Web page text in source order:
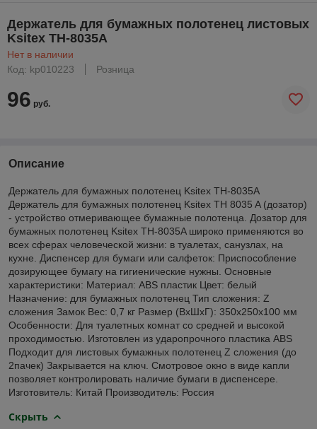
Держатель для бумажных полотенец листовых
Ksitex TH-8035A
Нет в наличии
Код: kp010223
Розница
96 руб.
Описание
Держатель для бумажных полотенец Ksitex TH-8035A
Держатель для бумажных полотенец Ksitex TH 8035 A (дозатор)
- устройство отмеривающее бумажные полотенца. Дозатор для
бумажных полотенец Ksitex TH-8035A широко применяются во
всех сферах человеческой жизни: в туалетах, санузлах, на
кухне. Диспенсер для бумаги или салфеток: Приспособление
дозирующее бумагу на гигиенические нужны. Основные
характеристики: Материал: ABS пластик Цвет: белый
Назначение: для бумажных полотенец Тип сложения: Z
сложения Замок Вес: 0,7 кг Размер (ВхШхГ): 350х250х100 мм
Особенности: Для туалетных комнат со средней и высокой
проходимостью. Изготовлен из ударопрочного пластика АВS
Подходит для листовых бумажных полотенец Z сложения (до
2пачек) Закрывается на ключ. Смотровое окно в виде капли
позволяет контролировать наличие бумаги в диспенсере.
Изготовитель: Китай Производитель: Россия
Скрыть